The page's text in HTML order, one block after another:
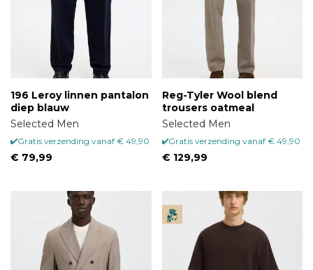
196 Leroy linnen pantalon
diep blauw
Selected Men
Gratis verzending vanaf € 49,90
€ 79,99
Reg-Tyler Wool blend
trousers oatmeal
Selected Men
Gratis verzending vanaf € 49,90
€ 129,99